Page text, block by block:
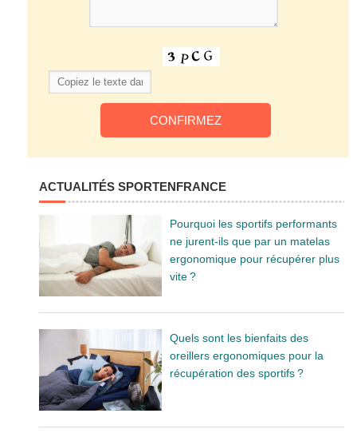
ACTUALITÉS SPORTENFRANCE
Pourquoi les sportifs performants
ne jurent-ils que par un matelas
ergonomique pour récupérer plus
vite ?
Quels sont les bienfaits des
oreillers ergonomiques pour la
récupération des sportifs ?